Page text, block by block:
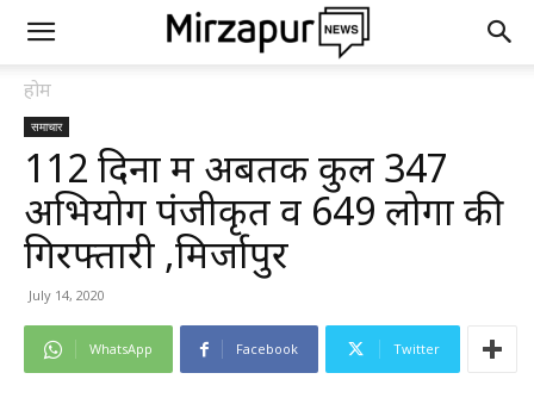
होम
समाचार
112 दिनों में अबतक कुल 347
अभियोग पंजीकृत व 649 लोगों की
गिरफ्तारी ,मिर्जापुर
July 14, 2020
WhatsApp Facebook Twitter